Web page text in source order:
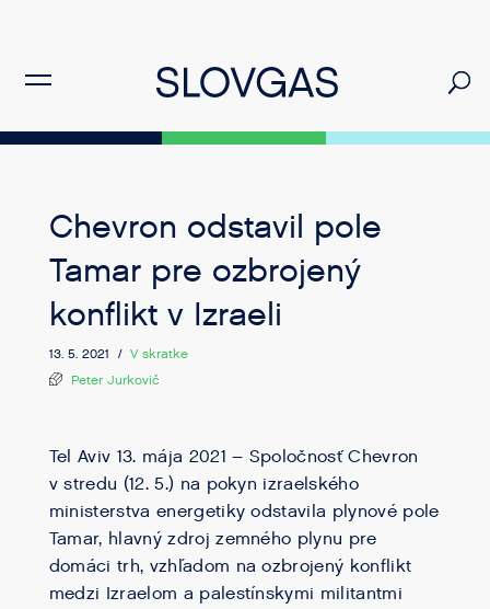
Chevron odstavil pole
Tamar pre ozbrojený
konflikt v Izraeli
13. 5. 2021 / V skratke
Peter Jurkovič
Tel Aviv 13. mája 2021 – Spoločnosť Chevron
v stredu (12. 5.) na pokyn izraelského
ministerstva energetiky odstavila plynové pole
Tamar, hlavný zdroj zemného plynu pre
domáci trh, vzhľadom na ozbrojený konflikt
medzi Izraelom a palestínskymi militantmi